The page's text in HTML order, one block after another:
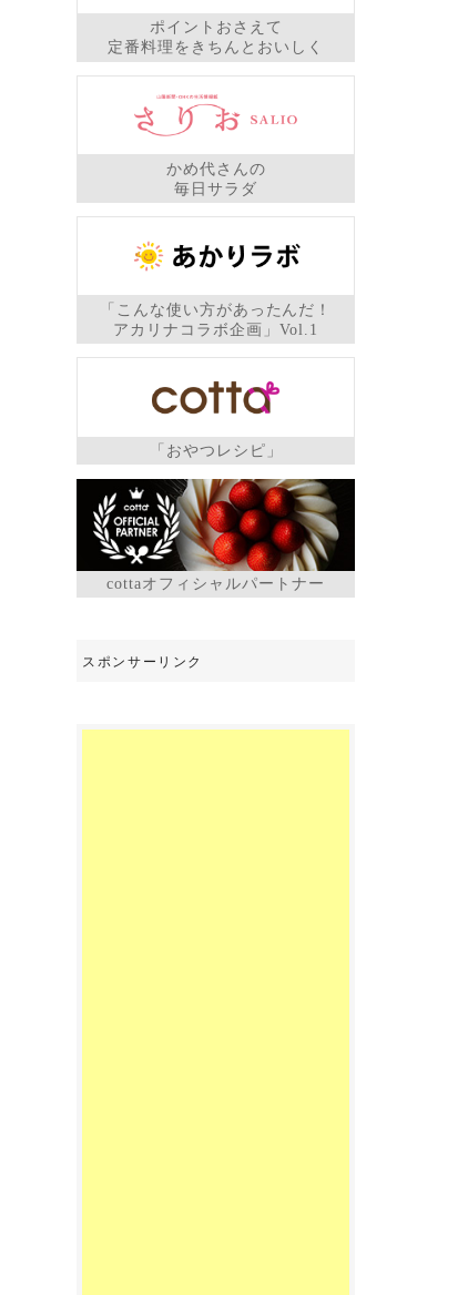
ポイントおさえて
定番料理をきちんとおいしく
かめ代さんの
毎日サラダ
「こんな使い方があったんだ！
アカリナコラボ企画」Vol.1
「おやつレシピ」
cottaオフィシャルパートナー